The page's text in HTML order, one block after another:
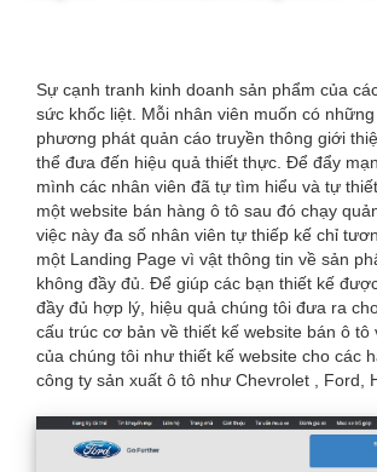
You
are
here
Sự cạnh tranh kinh doanh sản phẩm của
sức khốc liệt. Mỗi nhân viên muốn có
phương phát quản cáo truyền thông giới
thể đưa đến hiệu quả thiết thực. Để đẩy
mình các nhân viên đã tự tìm hiểu và tự
một website bán hàng ô tô sau đó chạy
việc này đa số nhân viên tự thiếp kế chỉ
một Landing Page vì vật thông tin về sản
không đầy đủ. Để giúp các bạn thiết kế
đầy đủ hợp lý, hiệu quả chúng tôi đưa ra
cấu trúc cơ bản về thiết kế website bán ô tô
của chúng tôi như thiết kế website cho các
công ty sản xuất ô tô như Chevrolet , Ford,